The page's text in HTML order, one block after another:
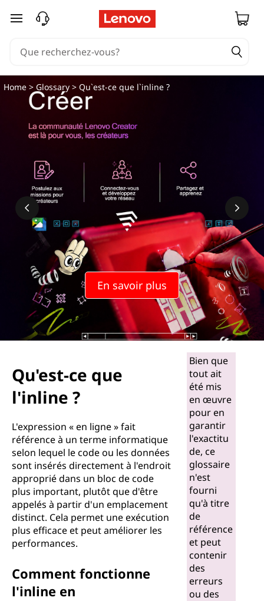
Q
e
'
n
passer au contenu principal
En savoir plus
Home >Glossary > Qu`est-ce que l`inline ?
Qu'est-ce que
l'inline ?
L'expression « en ligne » fait
référence à un terme informatique
selon lequel le code ou les données
sont insérés directement à l'endroit
approprié dans un bloc de code
plus important, plutôt que d'être
appelés à partir d'un emplacement
distinct. Cela permet une exécution
plus efficace et peut améliorer les
performances.
Comment fonctionne
l'inline en
Bien que
tout ait
été mis
en œuvre
pour en
garantir
l'exactitu
de, ce
glossaire
n'est
fourni
qu'à titre
de
référence
et peut
contenir
des
erreurs
ou des